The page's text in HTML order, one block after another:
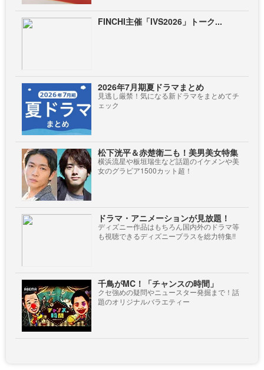
FINCHI主催「IVS2026」トーク...
2026年7月期夏ドラマまとめ
見逃し厳禁！気になる新ドラマをまとめてチ
ェック
松下洸平＆赤楚衛二も！美男美女特集
横浜流星や板垣瑞生など話題のイケメンや美
女のグラビア1500カット超！
ドラマ・アニメーションが見放題！
ディズニー作品はもちろん国内外のドラマ等
も視聴できるディズニープラスを総力特集!!
千鳥がMC！「チャンスの時間」
クセ強めの疑問やニュースター発掘まで！話
題のオリジナルバラエティー